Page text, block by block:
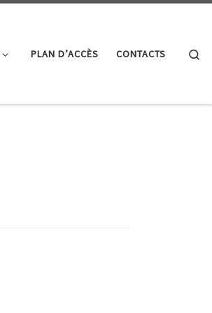
PLAN D’ACCÈS CONTACTS